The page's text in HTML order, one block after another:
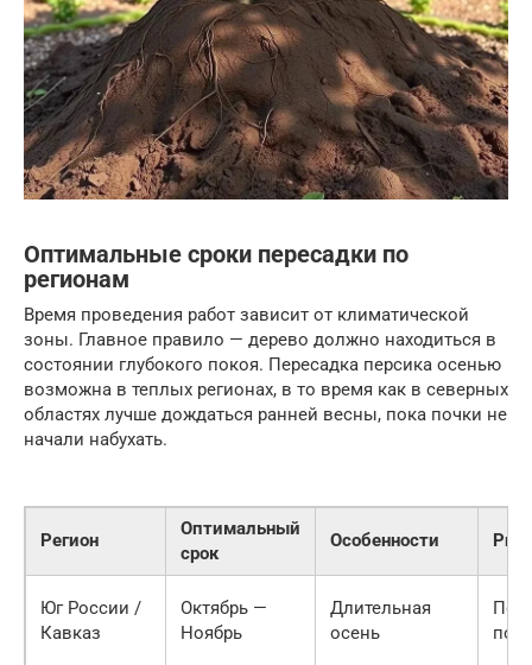
Оптимальные сроки пересадки по
регионам
Время проведения работ зависит от климатической
зоны. Главное правило — дерево должно находиться в
состоянии глубокого покоя. Пересадка персика осенью
возможна в теплых регионах, в то время как в северных
областях лучше дождаться ранней весны, пока почки не
начали набухать.
Регион
Оптимальный
срок
Особенности
Юг России /
Кавказ
Октябрь —
Ноябрь
Длительная
осень